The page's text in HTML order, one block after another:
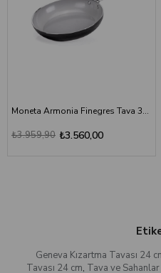
Moneta Armonia Finegres Tava 30 cm
₺3.560,00
₺3.959,90
Geneva Kızartma Tavası 24
Tavası 24 cm, Tava ve